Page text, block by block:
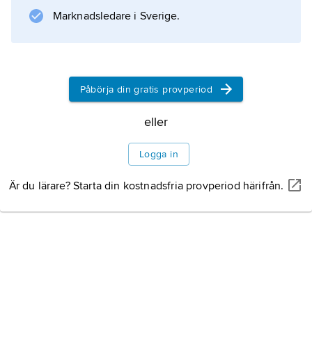
Information om artikeln
Marknadsledare i Sverige.
Påbörja din gratis provperiod
eller
Logga in
Är du lärare? Starta din kostnadsfria provperiod härifrån.